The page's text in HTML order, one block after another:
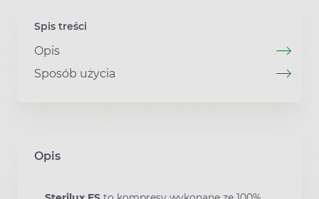
Spis treści
Opis
Sposób użycia
Opis